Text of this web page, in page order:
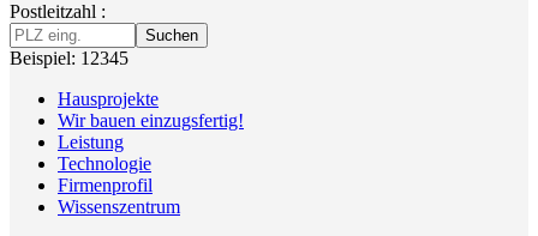
Postleitzahl :
Suchen
Beispiel: 12345
Hausprojekte
Wir bauen einzugsfertig!
Leistung
Technologie
Firmenprofil
Wissenszentrum